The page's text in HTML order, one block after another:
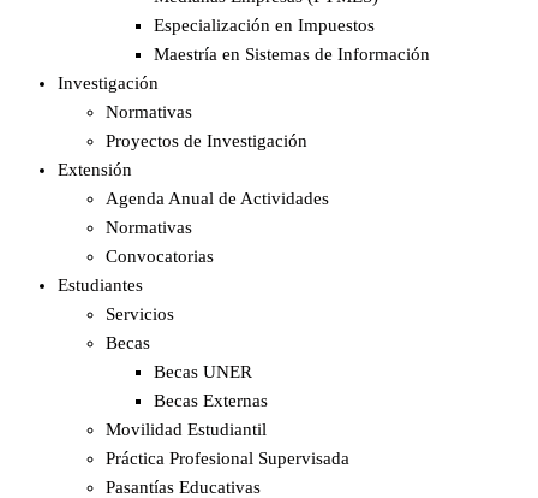
Especialización en Impuestos​
Maestría en Sistemas de Información
Investigación
Normativas
Proyectos de Investigación
Extensión
Agenda Anual de Actividades
Normativas
Convocatorias
Estudiantes
Servicios
Becas
Becas UNER
Becas Externas
Movilidad Estudiantil
Práctica Profesional Supervisada
Pasantías Educativas